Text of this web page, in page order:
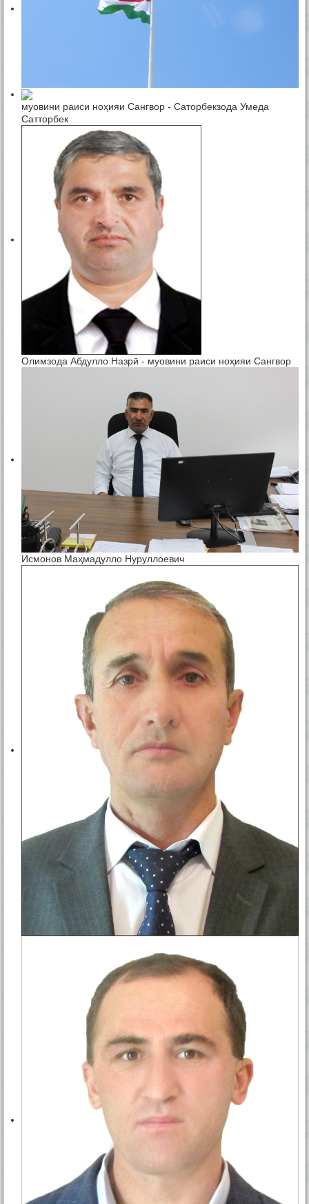
муовини раиси ноҳияи Сангвор - Саторбекзода Умеда
Сатторбек
Олимзода Абдулло Назрӣ - муовини раиси ноҳияи Сангвор
Исмонов Маҳмадулло Нуруллоевич